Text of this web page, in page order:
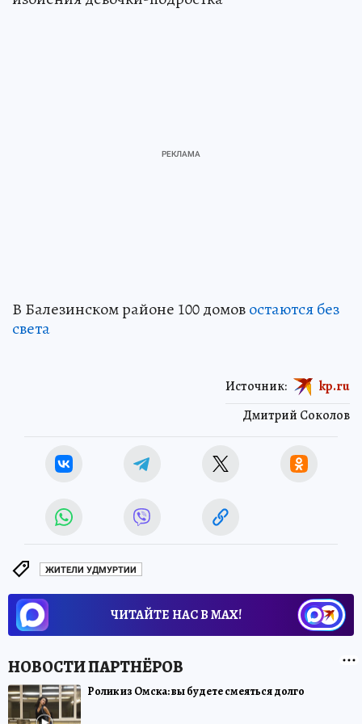
В Балезинском районе 100 домовостаются без
света
Дмитрий Соколов
Источник: kp.ru
ЖИТЕЛИ УДМУРТИИ
ЧИТАЙТЕ НАС В МАХ!
Ролик из Омска: вы будете смеяться долго